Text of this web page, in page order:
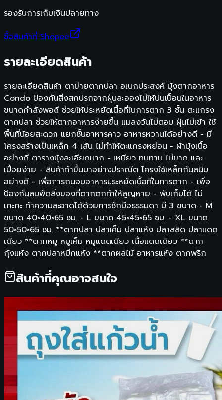
รองรับการเก็บเงินปลายทาง
ซื้อสินค้าที่ Shopee
รายละเอียดสินค้า
รายละเอียดสินค้า ตาข่ายตากปลา อเนกประสงค์ มุ้งตากอาหาร
Condo ป้องกันสิ่งสกปรกจากฝุ่นละอองไม่ให้ปนเปื้อนในอาหาร
ขนาดกำลังพอดี ช่วยให้ประหยัดเนื้อที่ในการตาก 3 ชั้น ตะแกรง
ตากปลา ช่วยให้ตากอาหารง่ายขึ้น แมลงวันไม่ตอม ฝุ่นไม่เข้า ใช้
พื้นที่น้อยสะดวก แยกชั้นอาหารคาว อาหารหวานได้อย่างดี - มี
โครงสร้างเป็นเหล็ก 4 เส้น ไม่ทำให้ตะแกรงหย่อน - ผ้ามุ้งเนื้อ
อย่างดี ตารางมุ้งละเอียดมาก - เหนียว ทนทาน ไม่ขาด และ
เปื่อยง่าย - สินค้าทำขึ้นมาอย่างปราณีต โครงใช้เหล็กกันสนิม
อย่างดี - เพื่อการถนอมอาหารประหยัดเนื้อที่ในการตาก - เพื่อ
ป้องกันลมพัดสิ่งของที่ตากตกทำให้สูญหาย - พับเก็บได้ ไม่
เกะกะ ทำความสะอาดได้ด้วยการซักมือธรรมดา มี 3 ขนาด - M
ขนาด 40×40×65 ซม. - L ขนาด 45×45×65 ซม. - XL ขนาด
50×50×65 ซม. **ตากปลา ปลาเค็ม ปลาแห้ง ปลาสลิด ปลาแดด
เดียว **ตากหมู หมูเค็ม หมูแดดเดียว เนื้อแดดเดียว **ตาก
กุ้งแห้ง ตากปลาหมึกแห้ง **ตากผลไม้ อาหารแห้ง ตากพริก
สินค้าที่คุณอาจสนใจ